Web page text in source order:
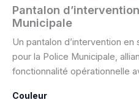
Pantalon
Municipale
Un pantalon d’intervention
pour la Police Municipale,
fonctionnalité opérationnelle
Couleur